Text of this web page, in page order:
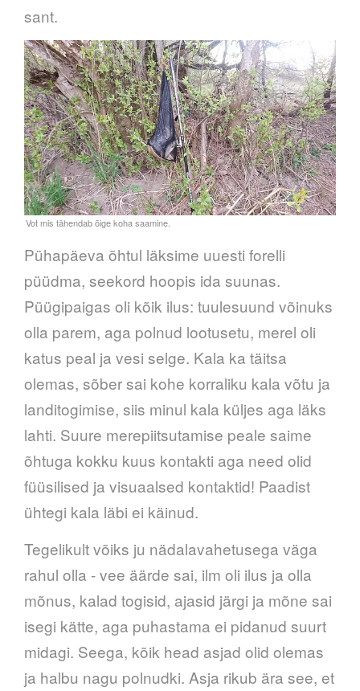
sant.
Pühapäeva õhtul läksime uuesti forelli
püüdma, seekord hoopis ida suunas.
Püügipaigas oli kõik ilus: tuulesuund võinuks
olla parem, aga polnud lootusetu, merel oli
katus peal ja vesi selge. Kala ka täitsa
olemas, sõber sai kohe korraliku kala võtu ja
landitogimise, siis minul kala küljes aga läks
lahti. Suure merepiitsutamise peale saime
õhtuga kokku kuus kontakti aga need olid
füüsilised ja visuaalsed kontaktid! Paadist
ühtegi kala läbi ei käinud.
Tegelikult võiks ju nädalavahetusega väga
rahul olla - vee äärde sai, ilm oli ilus ja olla
mõnus, kalad togisid, ajasid järgi ja mõne sai
isegi kätte, aga puhastama ei pidanud suurt
midagi. Seega, kõik head asjad olid olemas
ja halbu nagu polnudki. Asja rikub ära see, et